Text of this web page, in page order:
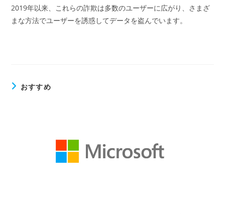
2019年以来、これらの詐欺は多数のユーザーに広がり、さまざ
まな方法でユーザーを誘惑してデータを盗んでいます。
おすすめ